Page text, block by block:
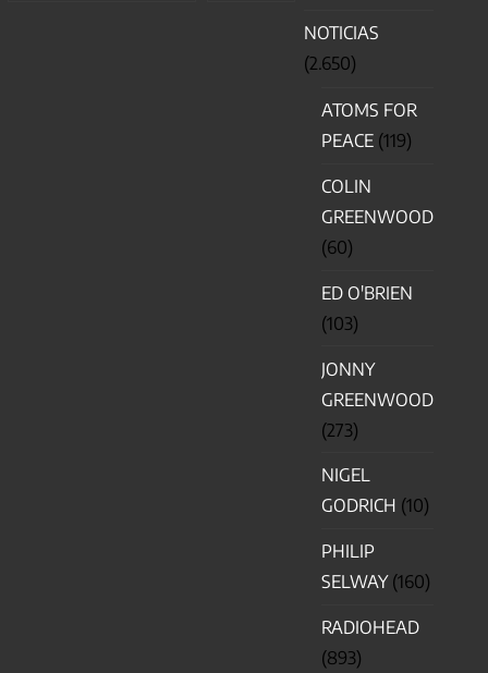
NOTICIAS
(2.650)
ATOMS FOR
PEACE (119)
COLIN
GREENWOOD
(60)
ED O'BRIEN
(103)
JONNY
GREENWOOD
(273)
NIGEL
GODRICH (10)
PHILIP
SELWAY(160)
RADIOHEAD
(893)